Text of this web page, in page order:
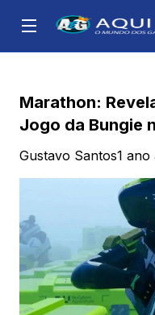
Marathon:
Jogo da Bungie
Gustavo Santos1 ano